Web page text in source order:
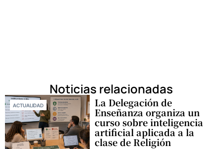
Noticias relacionadas
ACTUALIDAD La Delegación de
Enseñanza organiza un
curso sobre inteligencia
artificial aplicada a la
clase de Religión